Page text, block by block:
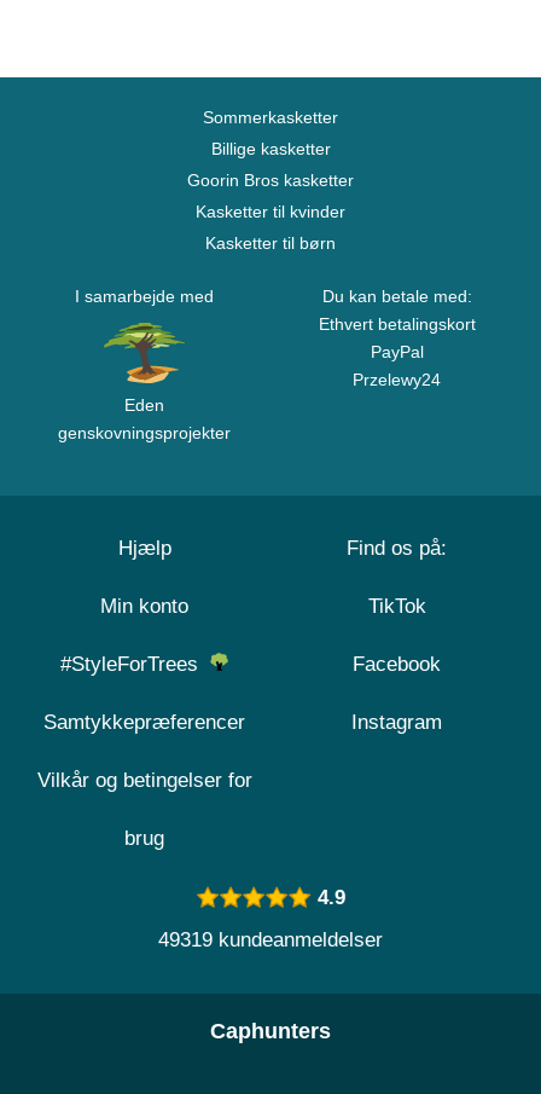
Sommerkasketter
Billige kasketter
Goorin Bros kasketter
Kasketter til kvinder
Kasketter til børn
I samarbejde med
Eden
genskovningsprojekter
Du kan betale med:
Ethvert betalingskort
PayPal
Przelewy24
Hjælp
Min konto
#StyleForTrees
Samtykkepræferencer
Vilkår og betingelser for
brug
Find os på:
TikTok
Facebook
Instagram
4.9
49319 kundeanmeldelser
Caphunters